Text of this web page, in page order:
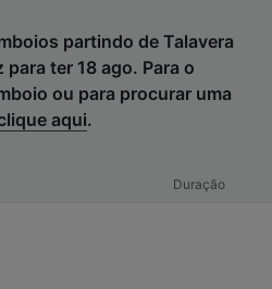
partindo de Talavera
para ter 18 ago. Para o
ou para procurar uma
aqui.
Duração